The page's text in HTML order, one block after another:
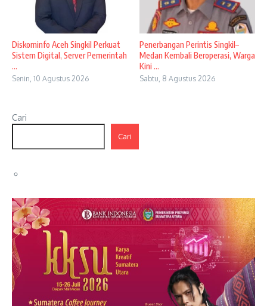
Diskominfo Aceh Singkil Perkuat
Sistem Digital, Server Pemerintah
...
Senin, 10 Agustus 2026
Penerbangan Perintis Singkil–
Medan Kembali Beroperasi, Warga
Kini ...
Sabtu, 8 Agustus 2026
Cari
Cari